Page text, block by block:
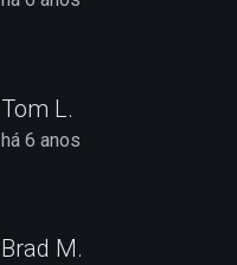
Tom L.
há 6 anos
Brad M.